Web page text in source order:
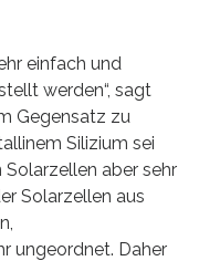
einfach und
werden“, sagt
Gegensatz zu
Silizium sei
aber sehr
Solarzellen aus
ungeordnet. Daher